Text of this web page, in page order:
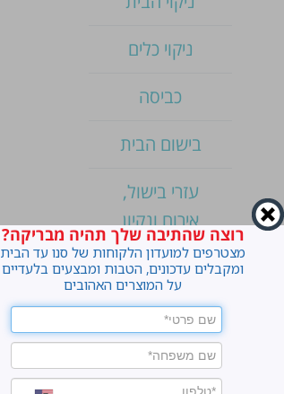
ניקוי כלים
כביסה
בישום הבית
עזרי בישול,
אירוח ונקיון
מוצרי נייר
קוטלי חרקים
דוחי יתושים
רוצה שהתיבה שלך תהיה מבריקה?
מצטרפים למועדון הלקוחות של סנו עד הבית
ומקבלים עדכונים, הטבות ומבצעים בלעדיים
על המוצרים האהובים